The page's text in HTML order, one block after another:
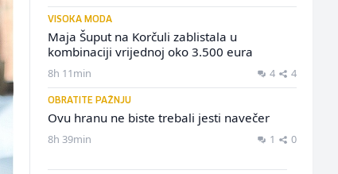
VISOKA MODA
Maja Šuput na Korčuli zablistala u
kombinaciji vrijednoj oko 3.500 eura
8h 11min 4 4
OBRATITE PAŽNJU
Ovu hranu ne biste trebali jesti navečer
8h 39min 1 0